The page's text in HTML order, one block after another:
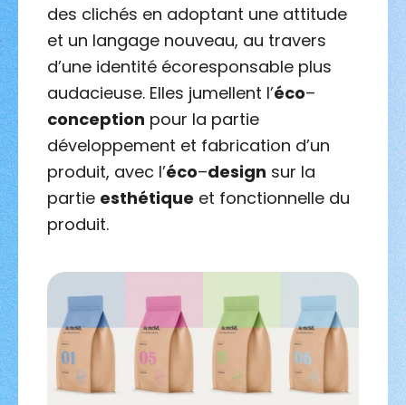
des clichés en adoptant une attitude
et un langage nouveau, au travers
d’une identité écoresponsable plus
audacieuse. Elles jumellent l’éco–
conception pour la partie
développement et fabrication d’un
produit, avec l’éco–design sur la
partie esthétique et fonctionnelle du
produit.